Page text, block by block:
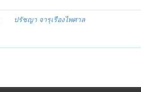
ปรัชญา จารุเรืองไพศาล